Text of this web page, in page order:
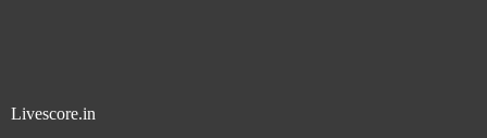
Livescore.in